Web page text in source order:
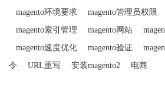
magento环境要求
magento管理员权限
magento索引管理
magento网站
magento速度优化
magento验证
令
URL重写 安装magento2 电商